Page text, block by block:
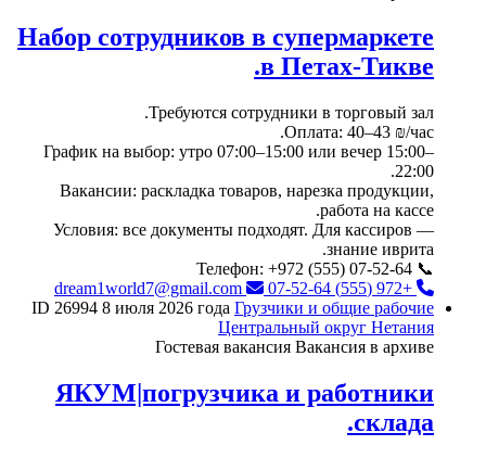
Набор сотрудников в супермаркете
в Петах-Тикве.
Требуются сотрудники в торговый зал.
Оплата: 40–43 ₪/час.
График на выбор: утро 07:00–15:00 или вечер 15:00–
22:00.
Вакансии: раскладка товаров, нарезка продукции,
работа на кассе.
Условия: все документы подходят. Для кассиров —
знание иврита.
📞 Телефон: +972 (555) 07-52-64
+972 (555) 07-52-64
ID 26994 8 июля 2026 года Грузчики и общие рабочие
Центральный округ Нетания
Гостевая вакансия Вакансия в архиве
ЯКУМ|погрузчика и работники
склада.